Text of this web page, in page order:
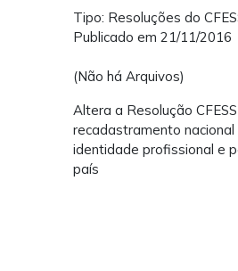
Tipo: Resoluções do
Publicado em 21/11/2016
(Não há Arquivos)
Altera a Resolução
recadastramento
identidade profissional e
país